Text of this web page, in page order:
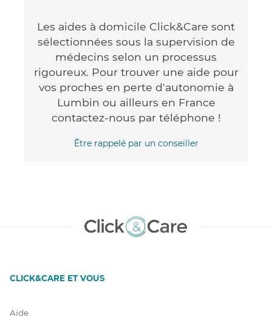
Les aides à domicile Click&Care sont
sélectionnées sous la supervision de
médecins selon un processus
rigoureux. Pour trouver une aide pour
vos proches en perte d'autonomie à
Lumbin ou ailleurs en France
contactez-nous par téléphone !
Être rappelé par un conseiller
CLICK&CARE ET VOUS
Aide